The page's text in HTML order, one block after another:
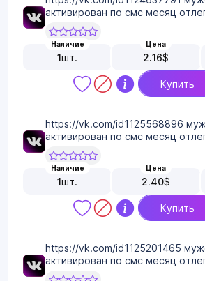
активирован по смс месяц
Наличие
1шт.
Цена
2.16$
Купить
https://vk.com/id1125568896
активирован по смс месяц
Наличие
1шт.
Цена
2.40$
Купить
https://vk.com/id1125201465
активирован по смс месяц